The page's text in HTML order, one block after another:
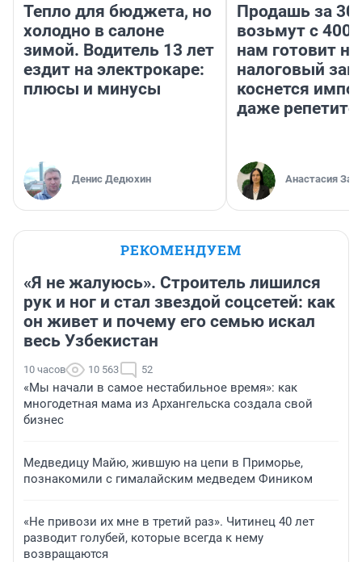
Тепло для бюджета, но
холодно в салоне
зимой. Водитель 13 лет
ездит на электрокаре:
плюсы и минусы
Денис Дедюхин
Продашь за
возьмут с
нам готовит
налоговый
коснется
даже
Анастасия
РЕКОМЕНДУЕМ
«Я не жалуюсь». Строитель лишился
рук и ног и стал звездой соцсетей: как
он живет и почему его семью искал
весь Узбекистан
10 часов 10 563 52
«Мы начали в самое нестабильное время»: как
многодетная мама из Архангельска создала свой
бизнес
Медведицу Майю, жившую на цепи в Приморье,
познакомили с гималайским медведем Фиником
«Не привози их мне в третий раз». Читинец 40 лет
разводит голубей, которые всегда к нему
возвращаются